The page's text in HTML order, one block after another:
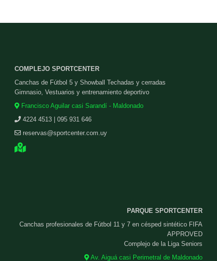
COMPLEJO SPORTCENTER
Canchas de Fútbol 5 y Showball Techadas y cerradas
Gimnasio, Vestuarios y entrenamiento deportivo
Francisco Aguilar casi Sarandí - Maldonado
4224 4513 | 095 931 646
reservas@sportcenter.com.uy
PARQUE SPORTCENTER
Canchas profesionales de Fútbol 11 y 7 en césped sintético FIFA
APPROVED
Complejo de la Liga Seniors
Av. Aiguá casi Perimetral de Maldonado